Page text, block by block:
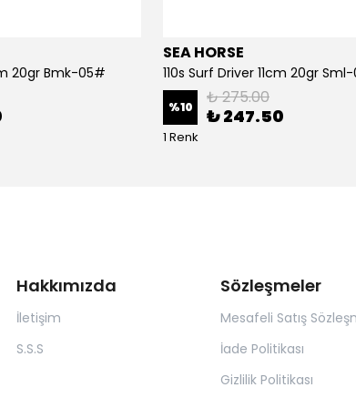
20gr Bmk-05#
SEA HORSE
110s Surf Driver 11cm 20gr
%10 ₺ 275.00
₺ 247.50
1 Renk
Hakkımızda
İletişim
S.S.S
Sözleşmeler
Mesafeli Satış
İade Politikası
Gizlilik Politikası